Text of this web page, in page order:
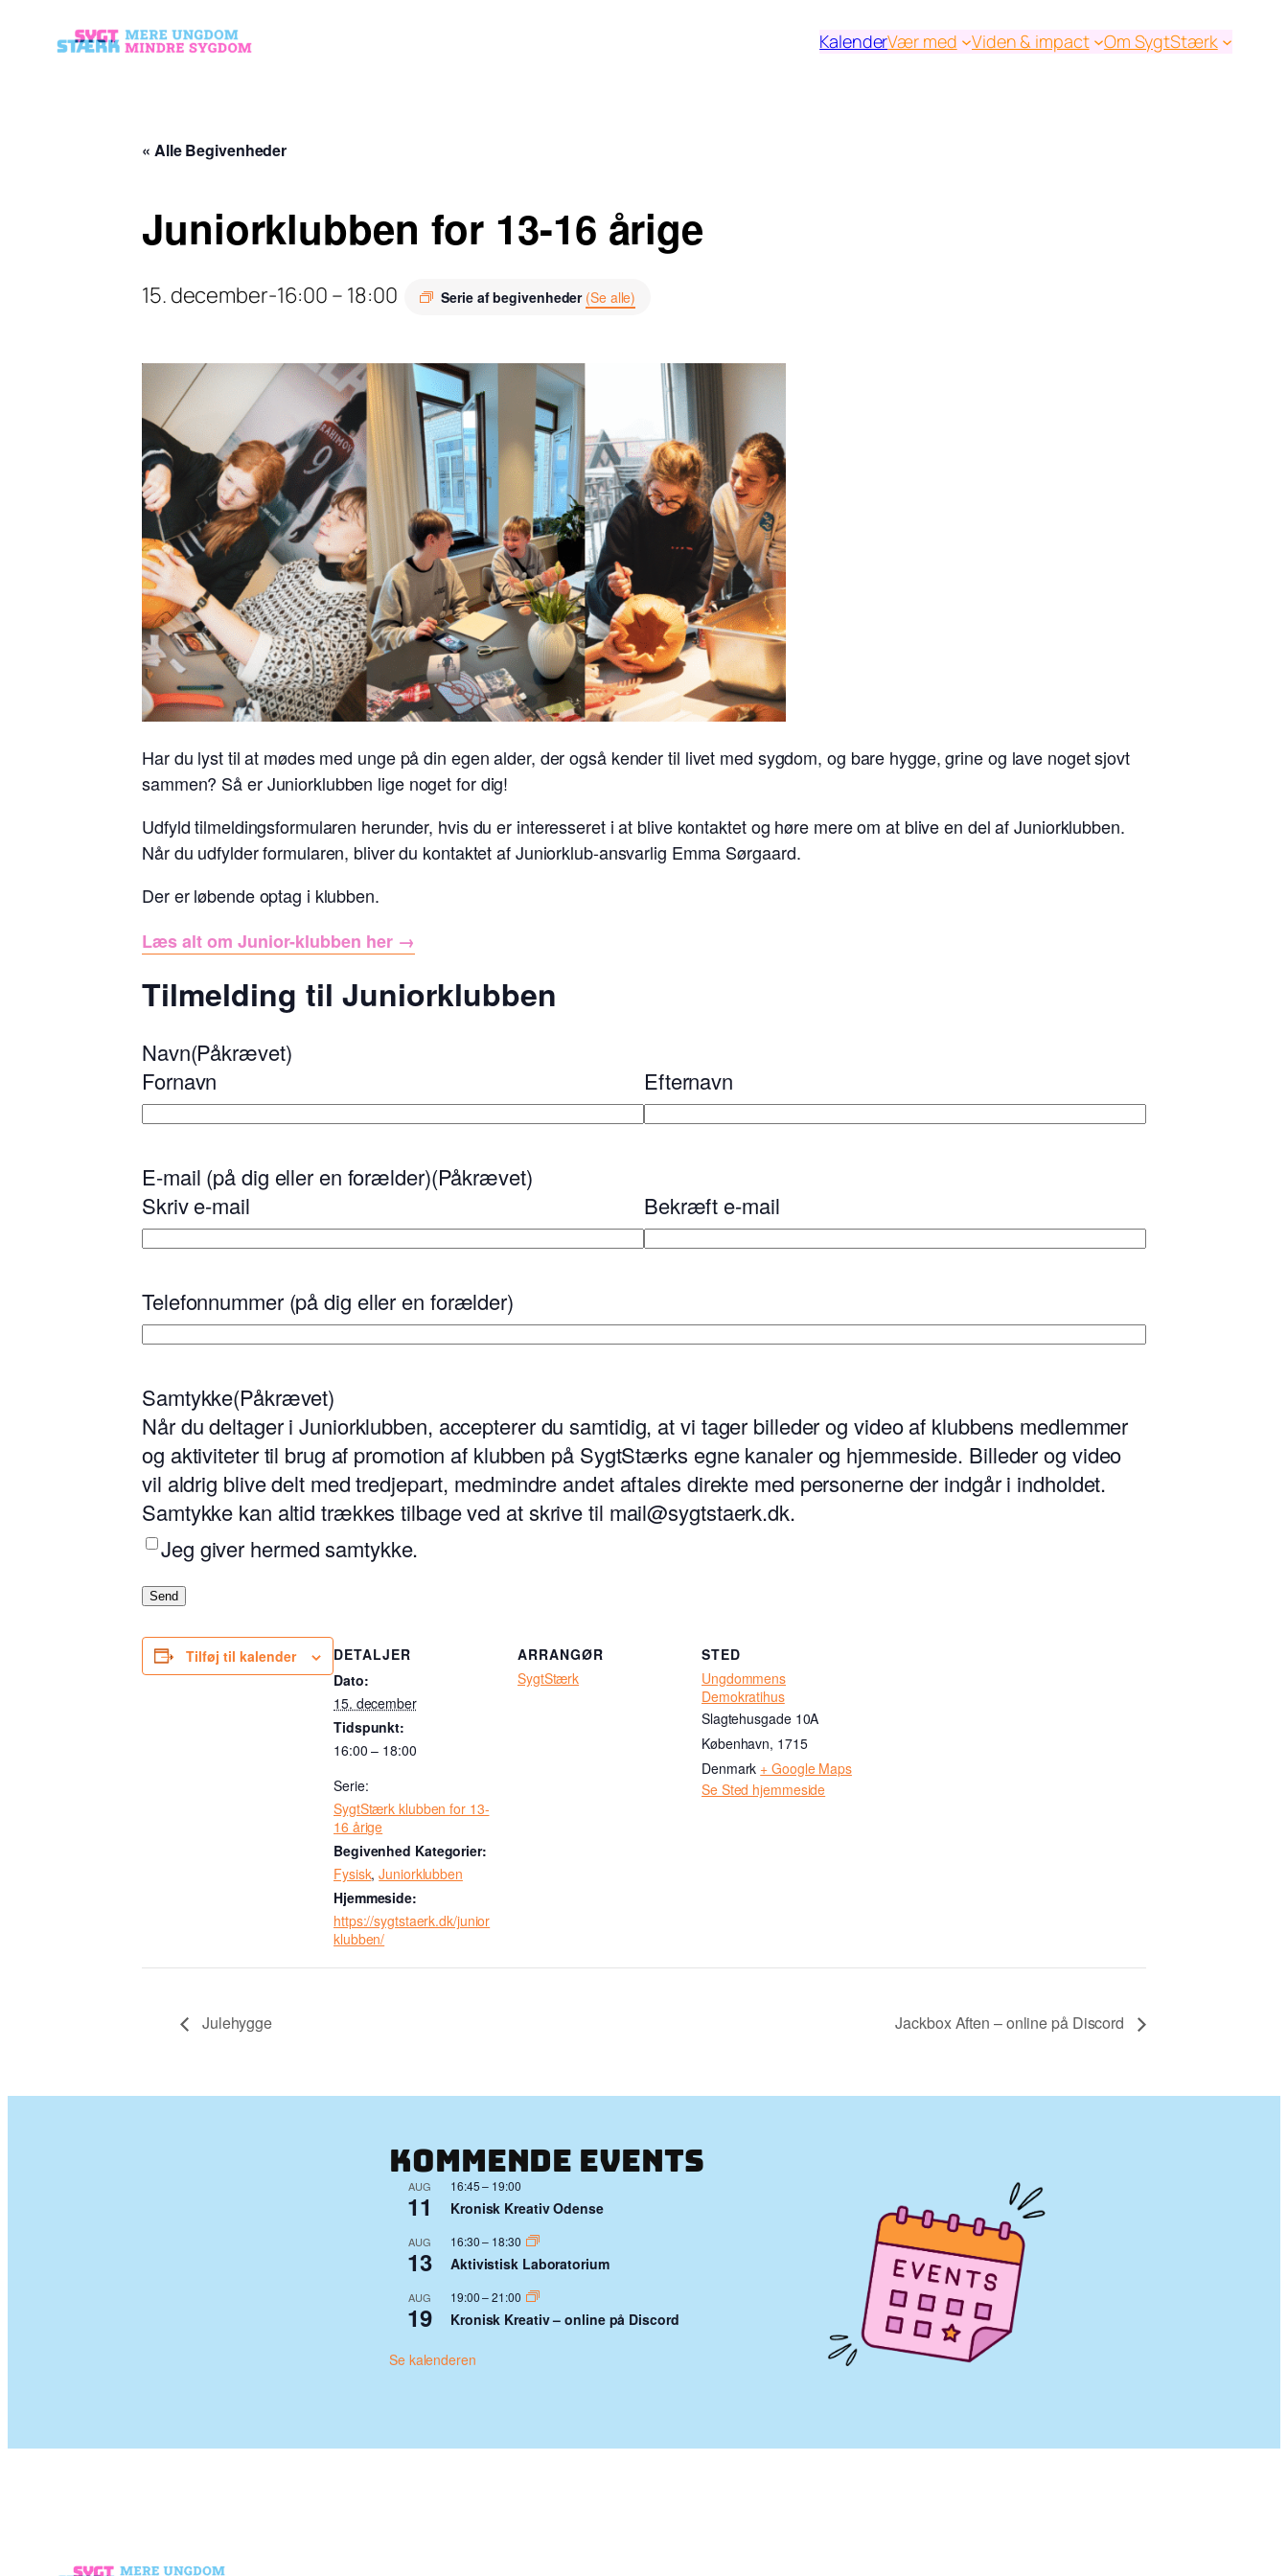
KalenderVær med Viden & impact Om SygtStærk
« Alle Begivenheder
Juniorklubben for 13-16 årige
15. december-16:00 – 18:00 Serie af begivenheder (Se alle)
Har du lyst til at mødes med unge på din egen alder, der også kender til livet med sygdom, og bare hygge, grine og lave noget sjovt
sammen? Så er Juniorklubben lige noget for dig!
Udfyld tilmeldingsformularen herunder, hvis du er interesseret i at blive kontaktet og høre mere om at blive en del af Juniorklubben.
Når du udfylder formularen, bliver du kontaktet af Juniorklub-ansvarlig Emma Sørgaard.
Der er løbende optag i klubben.
Læs alt om Junior-klubben her →
Tilmelding til Juniorklubben
Navn(Påkrævet)
Fornavn
Efternavn
E-mail (på dig eller en forælder)(Påkrævet)
Skriv e-mail
Bekræft e-mail
Telefonnummer (på dig eller en forælder)
Samtykke(Påkrævet)
Når du deltager i Juniorklubben, accepterer du samtidig, at vi tager billeder og video af klubbens medlemmer
og aktiviteter til brug af promotion af klubben på SygtStærks egne kanaler og hjemmeside. Billeder og video
vil aldrig blive delt med tredjepart, medmindre andet aftales direkte med personerne der indgår i indholdet.
Samtykke kan altid trækkes tilbage ved at skrive til mail@sygtstaerk.dk.
Jeg giver hermed samtykke.
Send
Tilføj til kalender
DETALJER
Dato:
15. december
Tidspunkt:
16:00 – 18:00
Serie:
SygtStærk klubben for 13-
16 årige
Begivenhed Kategorier:
Fysisk,Juniorklubben
Hjemmeside:
https://sygtstaerk.dk/junior
klubben/
ARRANGØR
SygtStærk
STED
Ungdommens
Demokratihus
Slagtehusgade 10A
København, 1715
Denmark + Google Maps
Se Sted hjemmeside
Julehygge Jackbox Aften – online på Discord
Kommende events
AUG
11
16:45– 19:00
Kronisk Kreativ Odense
AUG
13
16:30– 18:30
Aktivistisk Laboratorium
AUG
19
19:00–21:00
Kronisk Kreativ – online på Discord
Se kalenderen